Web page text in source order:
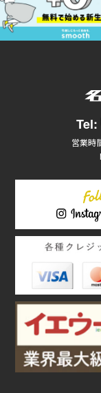
Tel:
営業時